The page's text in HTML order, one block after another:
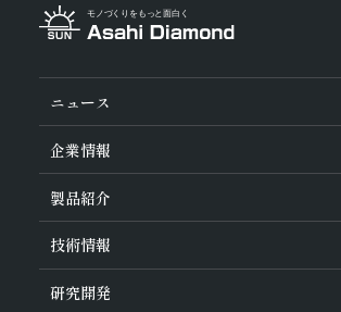
ニュース
企業情報
旭ダイヤについて
ダイヤの輪
ご挨拶
会社概要
沿革
役員紹介
製品紹介
業種から探す
工具の種類から探す
加工方法から探す
ワークから探す
技術情報
ダイヤモンド工具・
教えて！研削工具
研究開発